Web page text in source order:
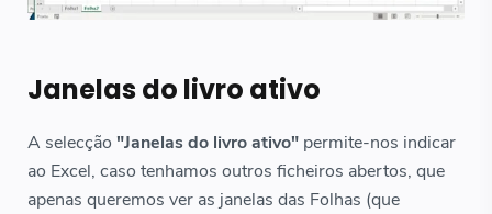
Janelas do livro ativo
A selecção "Janelas do livro ativo" permite-nos indicar
ao Excel, caso tenhamos outros ficheiros abertos, que
apenas queremos ver as janelas das Folhas (que